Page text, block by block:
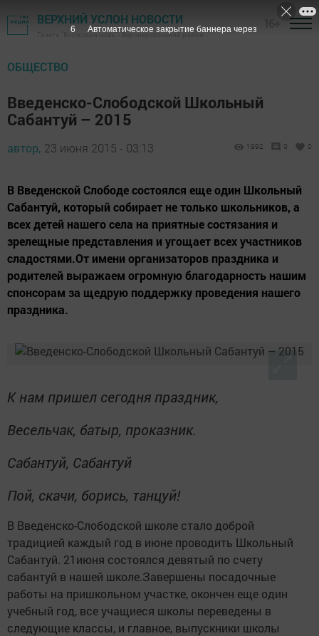
ВЕРХНИЙ УСЛОН НОВОСТИ
Газета "Волжская новь" - Верхнеуслонский район
ОБЩЕСТВО
Введенско-Слободской Школьный
Сабантуй – 2015
автор, 23 июня 2015 - 03:13 1992 0 0
В Введенской Слободе состоялся еще один Школьный
Сабантуй, который собирает не только школьников, а
всех детей нашего села на приятные состязания и
зрелещные представления и угощает всех участников
сладостями.От имени организаторов праздника и
родителей выражаем огромную благодарность нашим
спонсорам за щедрую поддержку проведения нашего
праздника.
К нам пришел сегодня праздник,
Весельчак, батыр, проказник.
Сабантуй, Сабантуй
Пой, скачи, борись, танцуй!
В Введенско-Слободской школе стало доброй
традицией каждый год в июне проводить Школьный
Сабантуй. 21июня состоялся девятый по счету
сабантуй в нашей школе.Завершены посадочные
работы на пришкольном участке, окончен еще один
учебный год, все учащиеся школы переведены в
следующие классы, и главное, выпускники школы
5 Автоматическое закрытие баннера через